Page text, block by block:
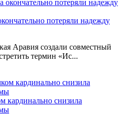
военной
в Киеве
по предприятию военной
в Киеве. Об этом сообщили в
ночью Вооруженными силами
групповой удар…
будут отказывать в
Российские банки с 1 марта